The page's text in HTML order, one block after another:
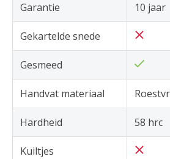
Garantie 10 jaar
Gekartelde snede
Gesmeed
Handvat materiaal
Hardheid 58 hrc
Kuiltjes